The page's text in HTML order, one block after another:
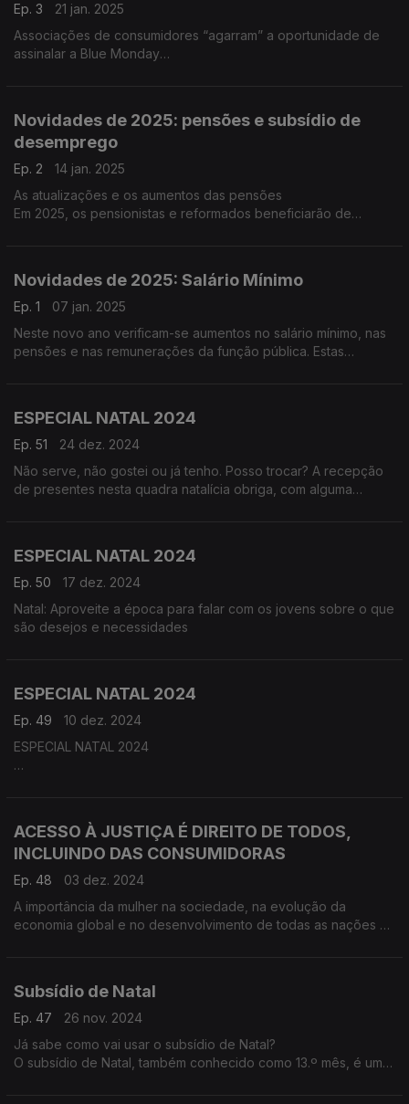
Ep. 3
21 jan. 2025
Associações de consumidores “agarram” a oportunidade de
assinalar a Blue Monday
Novidades de 2025: pensões e subsídio de
desemprego
Ep. 2
14 jan. 2025
As atualizações e os aumentos das pensões
Em 2025, os pensionistas e reformados beneficiarão de
Novidades de 2025: Salário Mínimo
Ep. 1
07 jan. 2025
Neste novo ano verificam-se aumentos no salário mínimo, nas
pensões e nas remunerações da função pública. Estas
ESPECIAL NATAL 2024
Ep. 51
24 dez. 2024
Não serve, não gostei ou já tenho. Posso trocar? A recepção
de presentes nesta quadra natalícia obriga, com alguma
ESPECIAL NATAL 2024
Ep. 50
17 dez. 2024
Natal: Aproveite a época para falar com os jovens sobre o que
são desejos e necessidades
ESPECIAL NATAL 2024
Ep. 49
10 dez. 2024
ESPECIAL NATAL 2024
vossa lista de compras especial época de Natal. Sempre com
o intuito de economizar, tempo e dinheiro, descobrirá a
utilidade de ter esta “cábula” consigo.
ACESSO À JUSTIÇA É DIREITO DE TODOS,
INCLUINDO DAS CONSUMIDORAS
Ep. 48
03 dez. 2024
A importância da mulher na sociedade, na evolução da
economia global e no desenvolvimento de todas as nações e
Subsídio de Natal
Ep. 47
26 nov. 2024
Já sabe como vai usar o subsídio de Natal?
O subsídio de Natal, também conhecido como 13.º mês, é uma